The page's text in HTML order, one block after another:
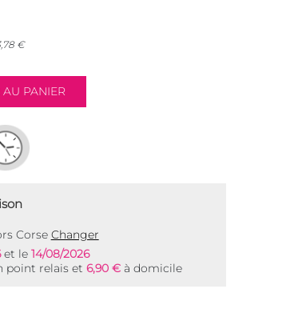
€
Corse Changer
et le 14/08/2026
point relais et 6,90 €à domicile